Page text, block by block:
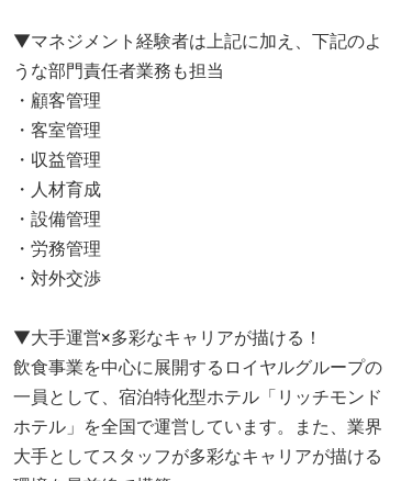
▼マネジメント経験者は上記に加え、下記のよ
うな部門責任者業務も担当
・顧客管理
・客室管理
・収益管理
・人材育成
・設備管理
・労務管理
・対外交渉
▼大手運営×多彩なキャリアが描ける！
飲食事業を中心に展開するロイヤルグループの
一員として、宿泊特化型ホテル「リッチモンド
ホテル」を全国で運営しています。また、業界
大手としてスタッフが多彩なキャリアが描ける